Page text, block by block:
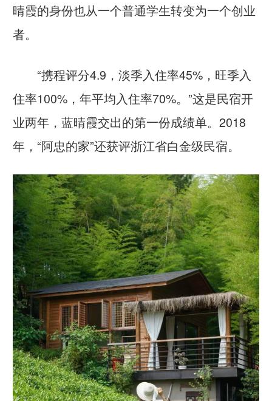
晴霞的身份也从一个普通学生转变为一个创业
者。
“携程评分4.9，淡季入住率45%，旺季入
住率100%，年平均入住率70%。”这是民宿开
业两年，蓝晴霞交出的第一份成绩单。2018
年，“阿忠的家”还获评浙江省白金级民宿。